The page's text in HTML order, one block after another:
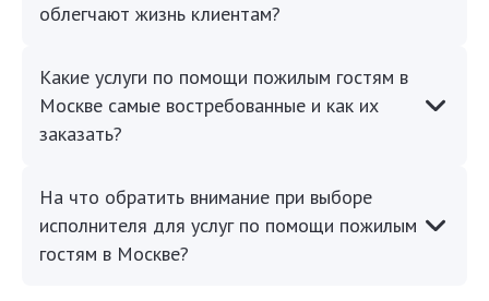
облегчают жизнь клиентам?
Какие услуги по помощи пожилым гостям в
Москве самые востребованные и как их
заказать?
На что обратить внимание при выборе
исполнителя для услуг по помощи пожилым
гостям в Москве?